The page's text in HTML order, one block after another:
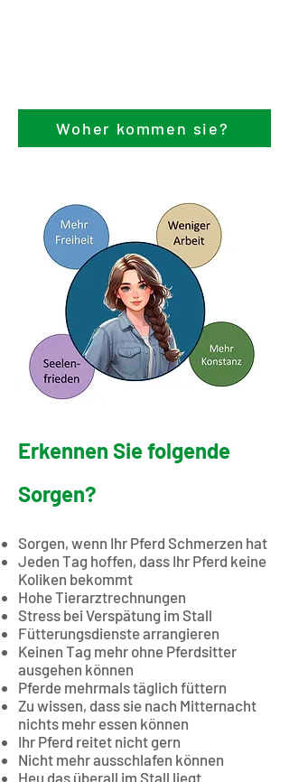
Woher kommen sie?
Erkennen Sie folgende
Sorgen?
Sorgen, wenn Ihr Pferd Schmerzen hat
Jeden Tag hoffen, dass Ihr Pferd keine
Koliken bekommt
Hohe Tierarztrechnungen
Stress bei Verspätung im Stall
Fütterungsdienste arrangieren
Keinen Tag mehr ohne Pferdsitter
ausgehen können
Pferde mehrmals täglich füttern
Zu wissen, dass sie nach Mitternacht
nichts mehr essen können
Ihr Pferd reitet nicht gern
Nicht mehr ausschlafen können
Heu das überall im Stall liegt